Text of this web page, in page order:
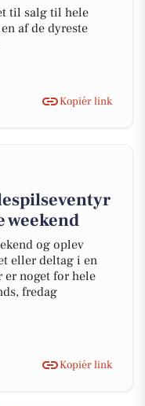
til salg til hele
af de dyreste
Kopiér link
weekend
og oplev
eller deltag i en
noget for hele
fredag
Kopiér link